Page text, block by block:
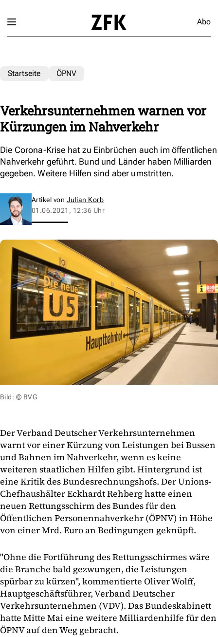
Abo
Startseite ÖPNV
Verkehrsunternehmen warnen vor
Kürzungen im Nahverkehr
Die Corona-Krise hat zu Einbrüchen auch im öffentlichen
Nahverkehr geführt. Bund und Länder haben Milliarden
gegeben. Weitere Hilfen sind aber umstritten.
Artikel von Julian Korb
01.06.2021, 12:36 Uhr
Bild: © BVG
Der Verband Deutscher Verkehrsunternehmen
warnt vor einer Kürzung von Leistungen bei Bussen
und Bahnen im Nahverkehr, wenn es keine
weiteren staatlichen Hilfen gibt. Hintergrund ist
eine Kritik des Bundesrechnungshofs. Der Unions-
Chefhaushälter Eckhardt Rehberg hatte einen
neuen Rettungsschirm des Bundes für den
Öffentlichen Personennahverkehr (ÖPNV) in Höhe
von einer Mrd. Euro an Bedingungen geknüpft.
"Ohne die Fortführung des Rettungsschirmes wäre
die Branche bald gezwungen, die Leistungen
spürbar zu kürzen", kommentierte Oliver Wolff,
Hauptgeschäftsführer, Verband Deutscher
Verkehrsunternehmen (VDV). Das Bundeskabinett
hatte Mitte Mai eine weitere Milliardenhilfe für den
ÖPNV auf den Weg gebracht.